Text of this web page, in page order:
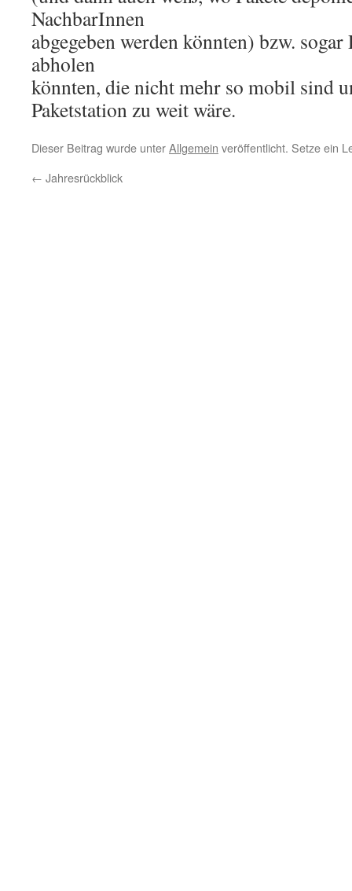
NachbarInnen
abgegeben werden könnten) bzw. sogar
abholen
könnten, die nicht mehr so mobil sind
Paketstation zu weit wäre.
Dieser Beitrag wurde unterAllgemein veröffentlicht. Setze ein
← Jahresrückblick